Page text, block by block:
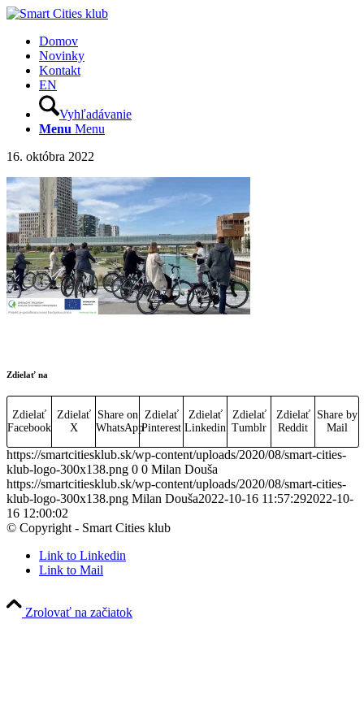
Domov
Novinky
Kontakt
EN
Vyhľadávanie
Menu Menu
16. októbra 2022
Zdielať na
Zdielať
Facebook
Zdielať
X
Share on
WhatsApp
Zdielať
Pinterest
Zdielať
Linkedin
Zdielať
Tumblr
Zdielať
Reddit
Share by
Mail
https://smartcitiesklub.sk/wp-content/uploads/2020/08/smart-cities-
klub-logo-300x138.png 0 0 Milan Douša
https://smartcitiesklub.sk/wp-content/uploads/2020/08/smart-cities-
klub-logo-300x138.png Milan Douša2022-10-16 11:57:292022-10-
16 12:00:02
© Copyright - Smart Cities klub
Link to Linkedin
Link to Mail
Zrolovať na začiatok